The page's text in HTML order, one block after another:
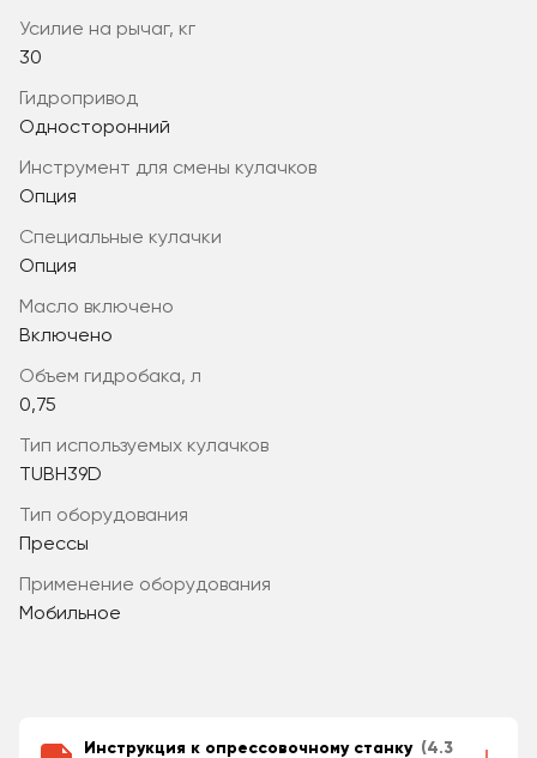
усилие на рычаг, кг
30
гидропривод
Односторонний
инструмент для смены кулачков
Опция
специальные кулачки
Опция
масло включено
Включено
объем гидробака, л
0,75
тип используемых кулачков
TUBH39D
Тип оборудования
Прессы
Применение оборудования
Мобильное
Инструкция к опрессовочному станку
(4.3